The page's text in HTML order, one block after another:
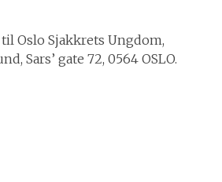
Oslo Sjakkrets Ungdom,
Sars’ gate 72, 0564 OSLO.